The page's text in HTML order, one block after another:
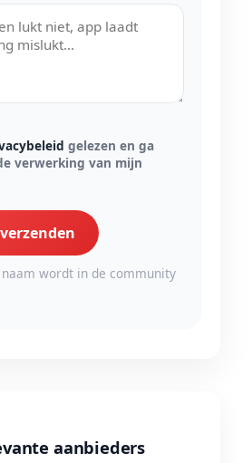
gelezen en ga
verwerking van mijn
naam wordt in de community
aanbieders